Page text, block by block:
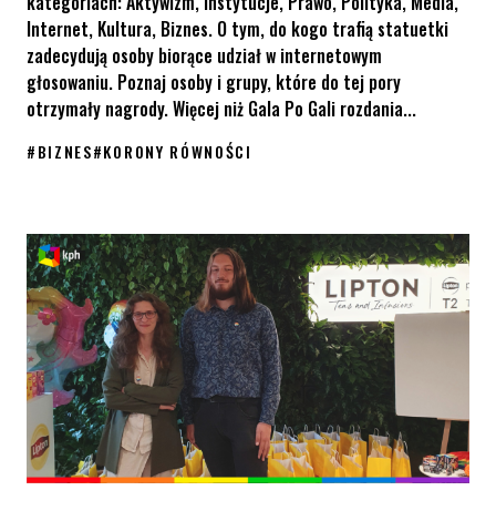
Internet, Kultura, Biznes. O tym, do kogo trafią statuetki
zadecydują osoby biorące udział w internetowym
głosowaniu. Poznaj osoby i grupy, które do tej pory
otrzymały nagrody. Więcej niż Gala Po Gali rozdania...
#BIZNES#KORONY RÓWNOŚCI